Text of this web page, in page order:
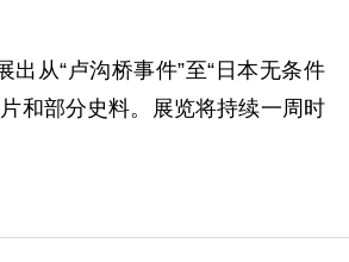
从“卢沟桥事件”至“日本无条件
和部分史料。展览将持续一周时